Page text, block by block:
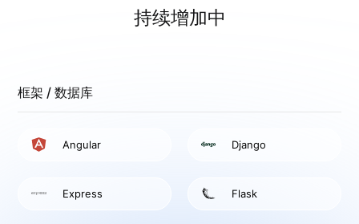
持续增加中
框架 / 数据库
Angular Django
Express Flask